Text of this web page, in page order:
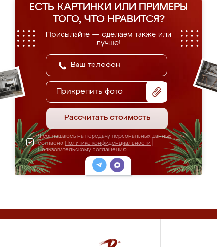
ЕСТЬ КАРТИНКИ ИЛИ ПРИМЕРЫ
ТОГО, ЧТО НРАВИТСЯ?
Присылайте — сделаем также или
лучше!
Прикрепить фото
Рассчитать стоимость
Я соглашаюсь на передачу персональных данных
согласно Политике конфиденциальности
Пользовательскому соглашению